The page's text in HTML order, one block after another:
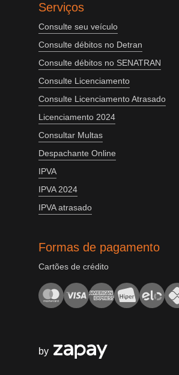
Serviços
Consulte seu veículo
Consulte débitos no Detran
Consulte débitos no SENATRAN
Consulte Licenciamento
Consulte Licenciamento Atrasado
Licenciamento 2024
Consultar Multas
Despachante Online
IPVA
IPVA 2024
IPVA atrasado
Formas de pagamento
Cartões de crédito
by